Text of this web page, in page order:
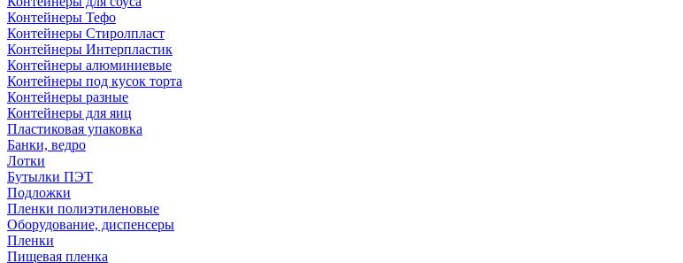
Контейнеры Тефо
Контейнеры Стиролпласт
Контейнеры Интерпластик
Контейнеры алюминиевые
Контейнеры под кусок торта
Контейнеры разные
Контейнеры для яиц
Пластиковая упаковка
Банки, ведро
Лотки
Бутылки ПЭТ
Подложки
Пленки полиэтиленовые
Оборудование, диспенсеры
Пленки
Пищевая пленка